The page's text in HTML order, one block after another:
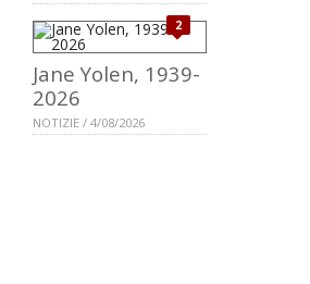
2
Jane Yolen, 1939-
2026
NOTIZIE / 4/08/2026